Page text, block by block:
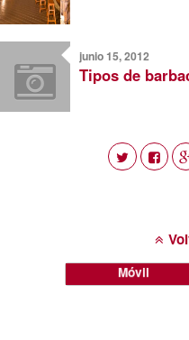
junio 15, 2012
Tipos de
Móvil